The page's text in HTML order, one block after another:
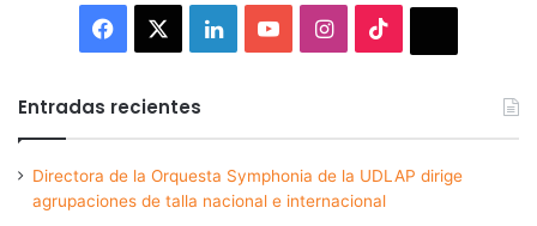
Facebook LinkedInYouTubeInstagram
Entradas recientes
Directora de la Orquesta Symphonia de la UDLAP dirige
agrupaciones de talla nacional e internacional